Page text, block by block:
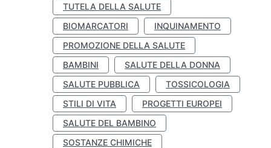
TUTELA DELLA SALUTE
BIOMARCATORI
INQUINAMENTO
PROMOZIONE DELLA SALUTE
BAMBINI
SALUTE DELLA DONNA
SALUTE PUBBLICA
TOSSICOLOGIA
STILI DI VITA
PROGETTI EUROPEI
SALUTE DEL BAMBINO
SOSTANZE CHIMICHE